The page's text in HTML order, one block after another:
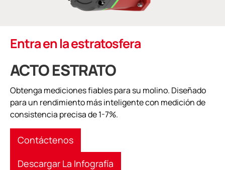
Entra en la estratosfera
ACTO ESTRATO
Obtenga mediciones fiables para su molino. Diseñado
para un rendimiento más inteligente con medición de
consistencia precisa de 1-7%.
Contáctenos
Descargar La Infografía